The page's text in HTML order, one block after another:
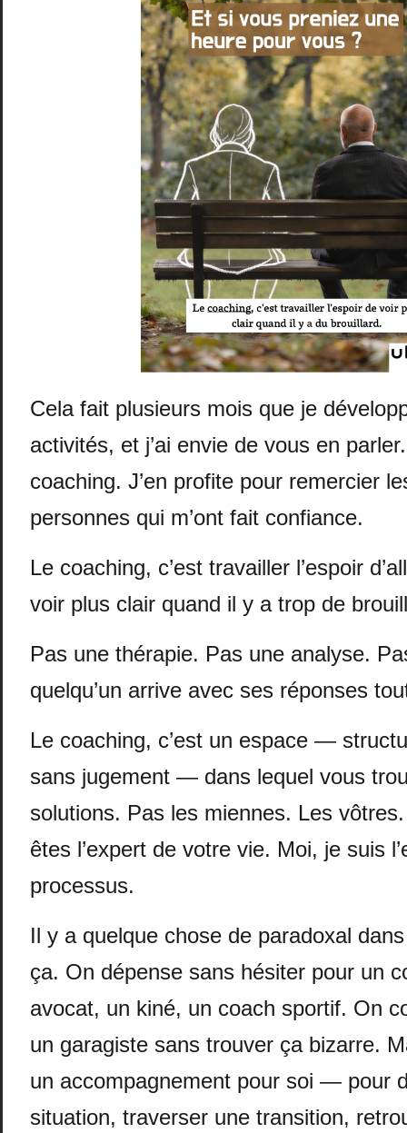
Cela fait plusieurs mois que je
activités, et j’ai envie de vous en
coaching. J’en profite pour remercier
personnes qui m’ont fait confiance.
Le coaching, c’est travailler l’espoir
voir plus clair quand il y a trop de
Pas une thérapie. Pas une analyse.
quelqu’un arrive avec ses réponses
Le coaching, c’est un espace —
sans jugement — dans lequel vous
solutions. Pas les miennes. Les
êtes l’expert de votre vie. Moi, je suis
processus.
Il y a quelque chose de paradoxal
ça. On dépense sans hésiter pour un
avocat, un kiné, un coach sportif. On
un garagiste sans trouver ça bizarre.
un accompagnement pour soi — pour
situation, traverser une transition,